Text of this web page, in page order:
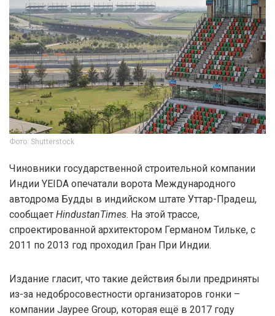
Фото: Shutterstock
Чиновники государственной строительной компании
Индии YEIDA опечатали ворота Международного
автодрома Будды в индийском штате Уттар-Прадеш,
сообщает HindustanTimes. На этой трассе,
спроектированной архитектором Германом Тильке, с
2011 по 2013 год проходил Гран При Индии.
Издание гласит, что такие действия были предриняты
из-за недобросовестности организаторов гонки –
компании Jaypee Group, которая ещё в 2017 году